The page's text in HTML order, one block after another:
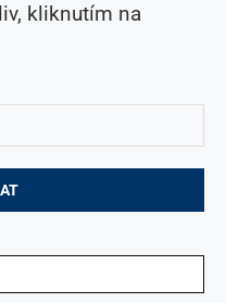
kliknutím na